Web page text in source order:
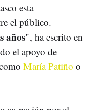
esta
el público.
años", ha escrito en
el apoyo de
María Patiño o